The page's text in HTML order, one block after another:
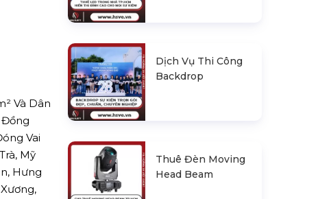
Và Dân
Đồng
Vai
Mỹ
Hưng
Dịch Vụ Thi Công
Backdrop
Thuê Đèn Moving
Head Beam